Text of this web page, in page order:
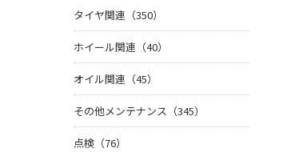
タイヤ関連（350）
ホイール関連（40）
オイル関連（45）
その他メンテナンス（345）
点検（76）